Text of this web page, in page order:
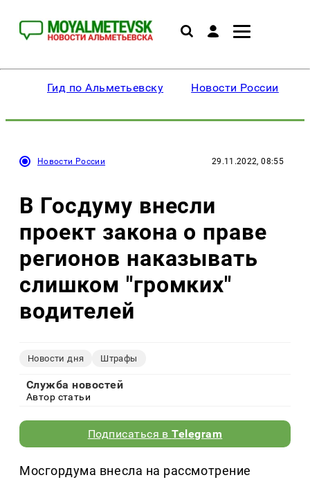
Гид по Альметьевску Новости России
Новости России 29.11.2022, 08:55
В Госдуму внесли
проект закона о праве
регионов наказывать
слишком "громких"
водителей
Новости дня Штрафы
Служба новостей
Автор статьи
Подписаться вTelegram
Мосгордума внесла на рассмотрение